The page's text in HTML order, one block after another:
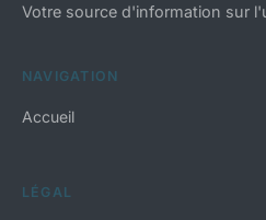
Votre source d'information sur
NAVIGATION
Accueil
LÉGAL